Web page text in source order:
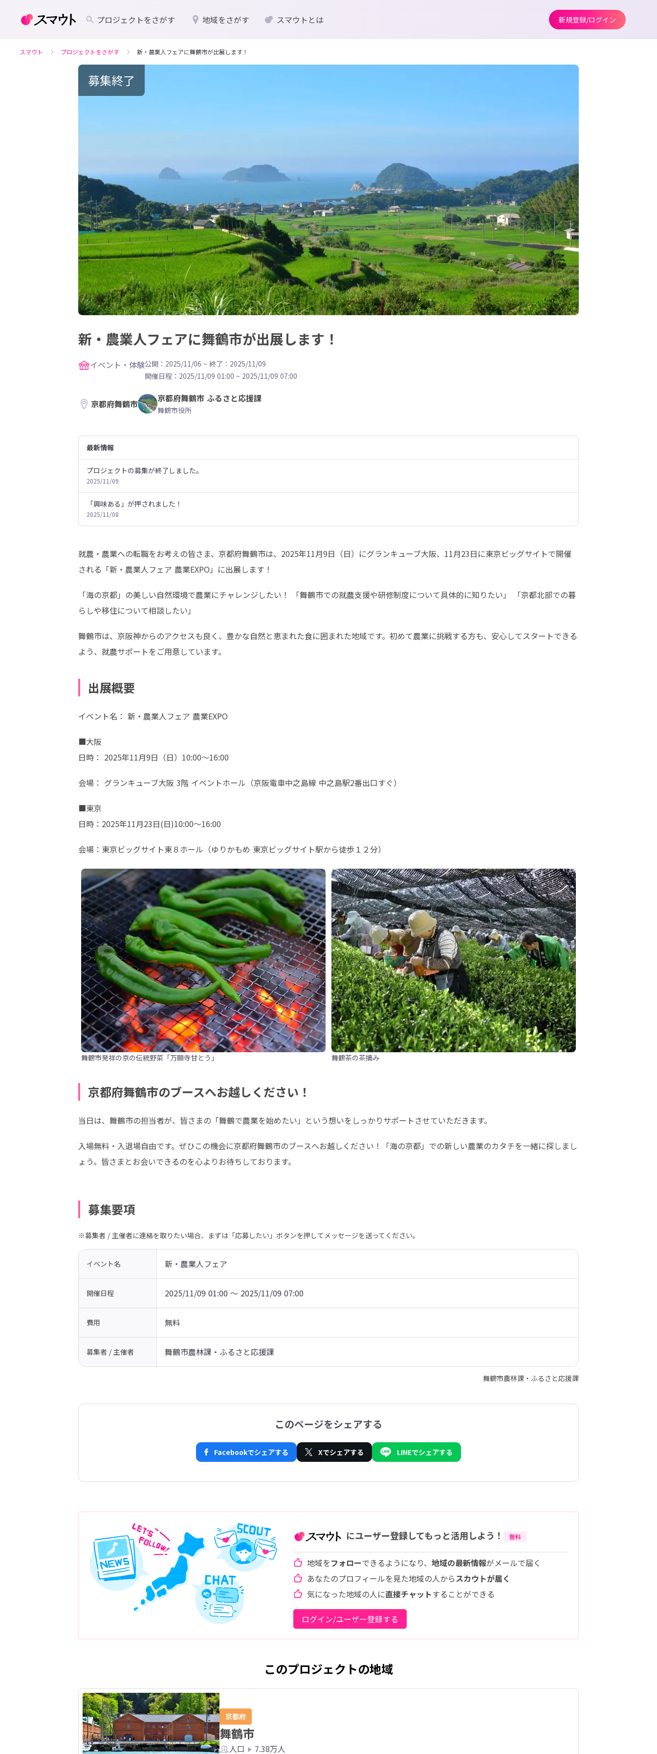
プロジェクトをさがす 地域をさがす スマウトとは 新規登録/ログイン
スマウト プロジェクトをさがす 新・農業人フェアに舞鶴市が出展します！
募集終了
新・農業人フェアに舞鶴市が出展します！
イベント・体験公開：2025/11/06 ~ 終了：2025/11/09
開催日程： 2025/11/09 01:00 ~ 2025/11/09 07:00
京都府舞鶴市 京都府舞鶴市 ふるさと応援課
舞鶴市役所
最新情報
プロジェクトの募集が終了しました。
2025/11/09
「興味ある」が押されました！
2025/11/08
就農・農業への転職をお考えの皆さま、京都府舞鶴市は、2025年11月9日（日）にグランキューブ大阪、11月23日に東京ビッグサイトで開催
される「新・農業人フェア 農業EXPO」に出展します！
「海の京都」の美しい自然環境で農業にチャレンジしたい！ 「舞鶴市での就農支援や研修制度について具体的に知りたい」 「京都北部での暮
らしや移住について相談したい」
舞鶴市は、京阪神からのアクセスも良く、豊かな自然と恵まれた食に囲まれた地域です。初めて農業に挑戦する方も、安心してスタートできる
よう、就農サポートをご用意しています。
出展概要
イベント名： 新・農業人フェア 農業EXPO
■大阪
日時： 2025年11月9日（日）10:00～16:00
会場： グランキューブ大阪 3階 イベントホール（京阪電車中之島線 中之島駅2番出口すぐ）
■東京
日時：2025年11月23日(日)10:00～16:00
会場：東京ビッグサイト東８ホール（ゆりかもめ 東京ビッグサイト駅から徒歩１２分）
舞鶴市発祥の京の伝統野菜「万願寺甘とう」 舞鶴茶の茶摘み
京都府舞鶴市のブースへお越しください！
当日は、舞鶴市の担当者が、皆さまの「舞鶴で農業を始めたい」という想いをしっかりサポートさせていただきます。
入場無料・入退場自由です。ぜひこの機会に京都府舞鶴市のブースへお越しください！「海の京都」での新しい農業のカタチを一緒に探しまし
ょう。皆さまとお会いできるのを心よりお待ちしております。
募集要項
※募集者 / 主催者に連絡を取りたい場合、まずは「応募したい」ボタンを押してメッセージを送ってください。
イベント名 新・農業人フェア
開催日程 2025/11/09 01:00 〜 2025/11/09 07:00
費用 無料
募集者 / 主催者 舞鶴市農林課・ふるさと応援課
舞鶴市農林課・ふるさと応援課
このページをシェアする
Facebookでシェアする Xでシェアする LINEでシェアする
にユーザー登録してもっと活用しよう！ 無料
地域をフォローできるようになり、 地域の最新情報がメールで届く
あなたのプロフィールを見た地域の人からスカウトが届く
気になった地域の人に直接チャットすることができる
ログイン/ユーザー登録する
このプロジェクトの地域
京都府
舞鶴市
人口 7.38万人